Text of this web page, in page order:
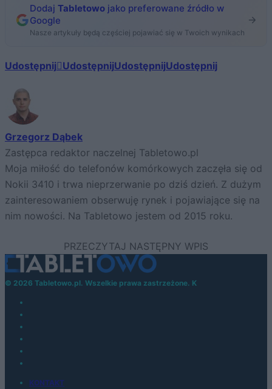
Dodaj Tabletowo jako preferowane źródło w
Google
Nasze artykuły będą częściej pojawiać się w Twoich wynikach
Udostępnij UdostępnijUdostępnijUdostępnij
Grzegorz Dąbek
Zastępca redaktor naczelnej Tabletowo.pl
Moja miłość do telefonów komórkowych zaczęła się od
Nokii 3410 i trwa nieprzerwanie po dziś dzień. Z dużym
zainteresowaniem obserwuję rynek i pojawiające się na
nim nowości. Na Tabletowo jestem od 2015 roku.
© 2026 Tabletowo.pl. Wszelkie prawa zastrzeżone. K
KONTAKT